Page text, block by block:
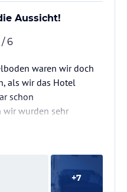
Aussicht!
/ 6
waren wir doch
als wir das Hotel
schon
wurden sehr
bekommen, dann
Bett einen Zettel: Die
Zimmerreinigung
9 Franken. Wir
+7